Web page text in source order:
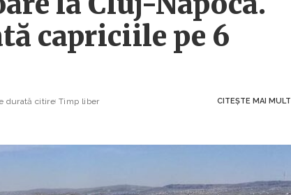
capriciile pe 6
durată citire Timp liber CITEȘTE MAI MULT